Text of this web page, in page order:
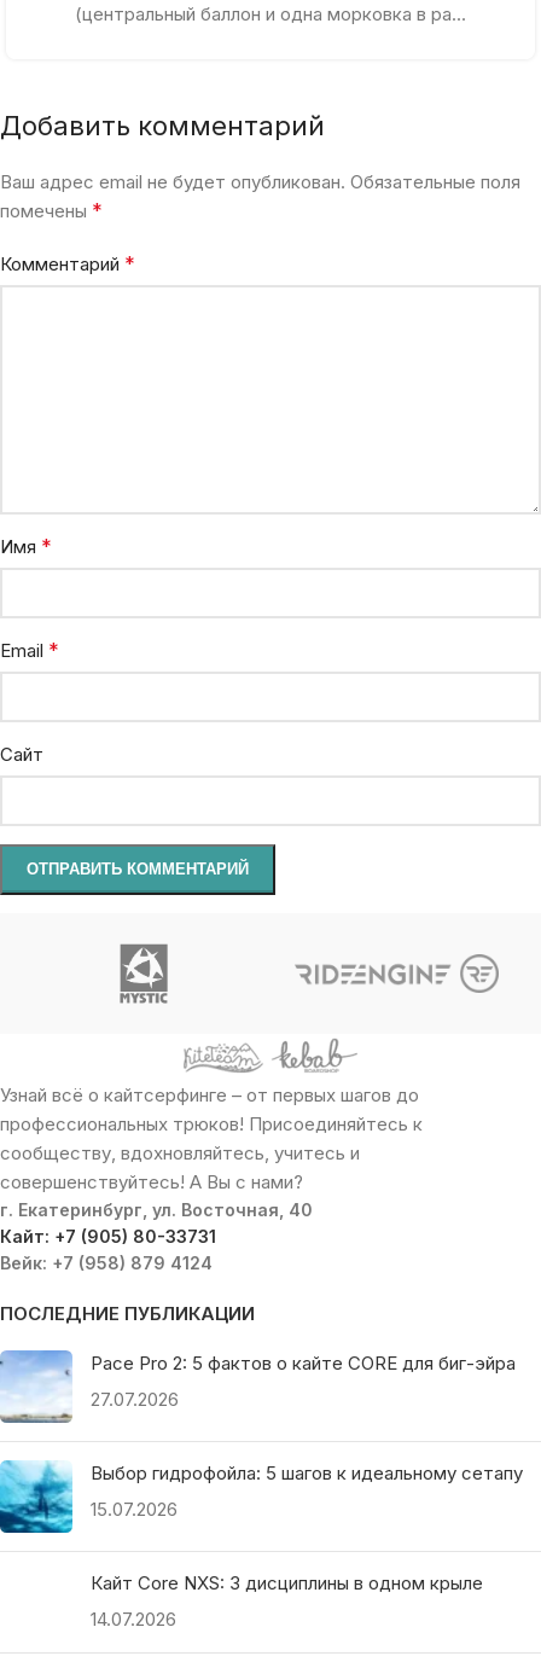
(центральный баллон и одна морковка в ра...
Добавить комментарий
Ваш адрес email не будет опубликован. Обязательные поля
помечены *
Комментарий *
Имя *
Email *
Сайт
Узнай всё о кайтсерфинге – от первых шагов до
профессиональных трюков! Присоединяйтесь к
сообществу, вдохновляйтесь, учитесь и
совершенствуйтесь! А Вы с нами?
г. Екатеринбург, ул. Восточная, 40
Кайт: +7 (905) 80-33731
Вейк: +7 (958) 879 4124
ПОСЛЕДНИЕ ПУБЛИКАЦИИ
Pace Pro 2: 5 фактов о кайте CORE для биг-эйра
27.07.2026
Выбор гидрофойла: 5 шагов к идеальному сетапу
15.07.2026
Кайт Core NXS: 3 дисциплины в одном крыле
14.07.2026